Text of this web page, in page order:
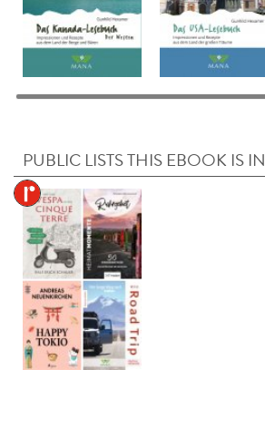
PUBLIC LISTS THIS EBOOK IS IN